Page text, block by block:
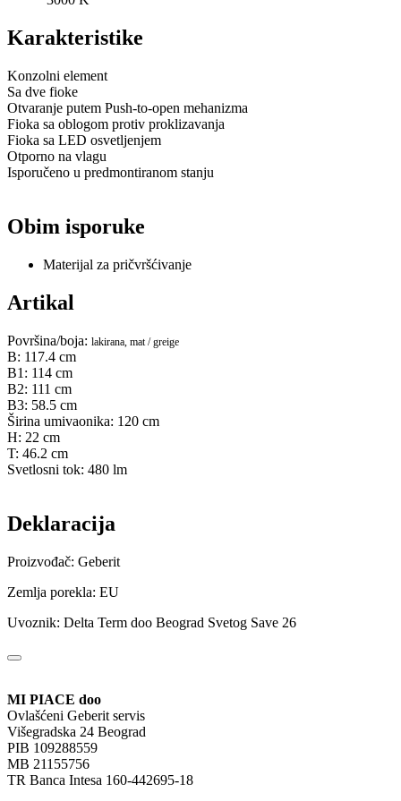
Karakteristike
Konzolni element
Sa dve fioke
Otvaranje putem Push-to-open mehanizma
Fioka sa oblogom protiv proklizavanja
Fioka sa LED osvetljenjem
Otporno na vlagu
Isporučeno u predmontiranom stanju
Obim isporuke
Materijal za pričvršćivanje
Artikal
Površina/boja: lakirana, mat / greige
B: 117.4 cm
B1: 114 cm
B2: 111 cm
B3: 58.5 cm
Širina umivaonika: 120 cm
H: 22 cm
T: 46.2 cm
Svetlosni tok: 480 lm
Deklaracija
Proizvođač: Geberit
Zemlja porekla: EU
Uvoznik: Delta Term doo Beograd Svetog Save 26
MI PIACE doo
Ovlašćeni Geberit servis
Višegradska 24 Beograd
PIB 109288559
MB 21155756
TR Banca Intesa 160-442695-18